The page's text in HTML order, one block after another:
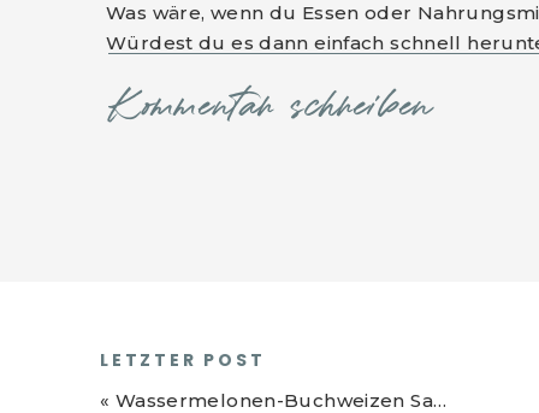
Was wäre, wenn du Essen oder
Würdest du es dann einfach schnell
Essen deinen Körper so richtig zum
Produkt vorkommen können. Als wir
Kommentar schreiben
« Wassermelonen-Buchweizen Salat
LETZTER POST